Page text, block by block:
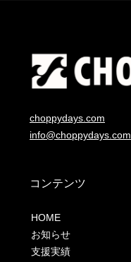
choppydays.com
info@choppydays.com
コンテンツ
HOME
お知らせ
支援実績